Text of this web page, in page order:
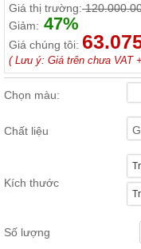
Nội
Phòng
Ăn
ăn,
kệ
Nội
Công,
Giá thị trường:
Giảm: 47%
Giá chúng tôi:
( Lưu ý: Giá trên chưa VAT
Chọn màu:
Chất liệu
Kích thước
Số lượng